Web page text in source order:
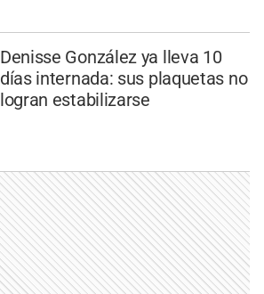
Denisse González ya lleva 10
días internada: sus plaquetas no
logran estabilizarse